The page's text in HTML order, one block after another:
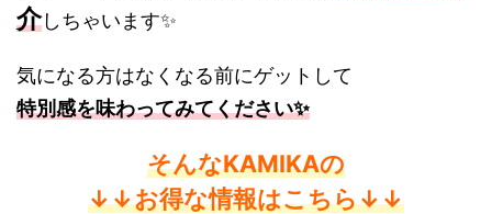
介しちゃいます✨
気になる方はなくなる前にゲットして
特別感を味わってみてください✨
そんなKAMIKAの
↓↓お得な情報はこちら↓↓